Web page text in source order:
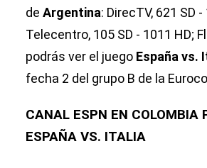
de Argentina: DirecTV, 621 SD -
Telecentro, 105 SD - 1011 HD;
podrás ver el juego España vs.
fecha 2 del grupo B de la
CANAL ESPN EN COLOMBIA
ESPAÑA VS. ITALIA